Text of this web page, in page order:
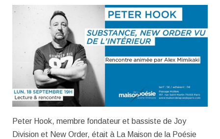
Peter Hook, membre fondateur et bassiste de Joy
Division et New Order, était à La Maison de la Poésie